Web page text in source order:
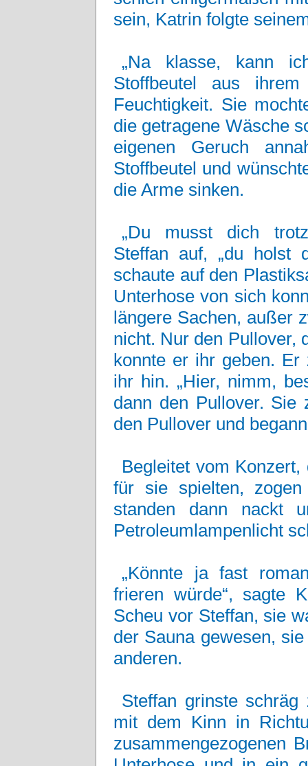
sein, Katrin folgte
„Na klasse, kann
Stoffbeutel aus
Feuchtigkeit. Sie
die getragene Wäsche
eigenen Geruch
Stoffbeutel und
die Arme sinken.
„Du musst dich
Steffan auf, „du holst
schaute auf den
Unterhose von sich
längere Sachen, außer
nicht. Nur den Pullover,
konnte er ihr geben.
ihr hin. „Hier, nimm,
dann den Pullover. Sie
den Pullover und
Begleitet vom
für sie spielten,
standen dann nackt
Petroleumlampenlicht
„Könnte ja fast
frieren würde“, sagte
Scheu vor Steffan, sie
der Sauna gewesen,
anderen.
Steffan grinste schräg
mit dem Kinn in
zusammengezogenen